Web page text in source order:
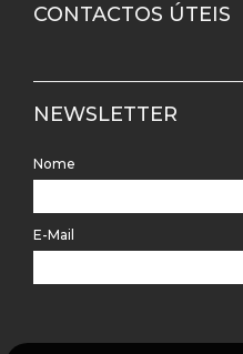
CONTACTOS ÚTEIS
NEWSLETTER
Nome
E-Mail